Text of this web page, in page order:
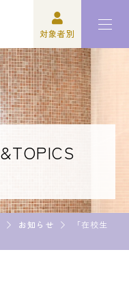
対象者別
お知らせ
「在校生